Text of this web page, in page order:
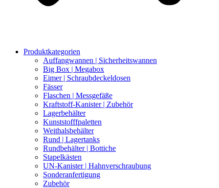
Produktkategorien
Auffangwannen | Sicherheitswannen
Big Box | Megabox
Eimer | Schraubdeckeldosen
Fässer
Flaschen | Messgefäße
Kraftstoff-Kanister | Zubehör
Lagerbehälter
Kunststofffpaletten
Weithalsbehälter
Rund | Lagertanks
Rundbehälter | Bottiche
Stapelkästen
UN-Kanister | Hahnverschraubung
Sonderanfertigung
Zubehör